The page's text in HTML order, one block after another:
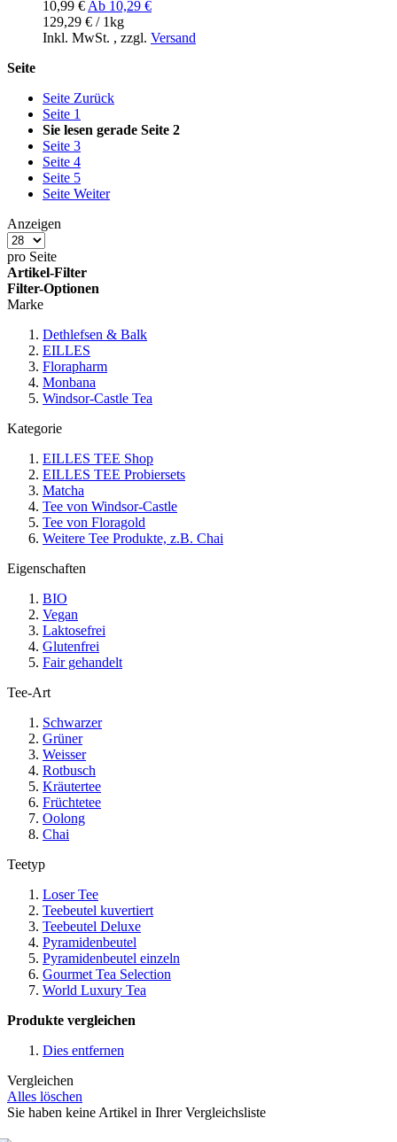
10,99 € Ab 10,29 €
129,29 € / 1kg
Inkl. MwSt. , zzgl. Versand
Seite
Seite Zurück
Seite 1
Sie lesen gerade Seite 2
Seite 3
Seite 4
Seite 5
Seite Weiter
Anzeigen
pro Seite
Artikel-Filter
Filter-Optionen
Marke
Dethlefsen & Balk
EILLES
Florapharm
Monbana
Windsor-Castle Tea
Kategorie
EILLES TEE Shop
EILLES TEE Probiersets
Matcha
Tee von Windsor-Castle
Tee von Floragold
Weitere Tee Produkte, z.B. Chai
Eigenschaften
BIO
Vegan
Laktosefrei
Glutenfrei
Fair gehandelt
Tee-Art
Schwarzer
Grüner
Weisser
Rotbusch
Kräutertee
Früchtetee
Oolong
Chai
Teetyp
Loser Tee
Teebeutel kuvertiert
Teebeutel Deluxe
Pyramidenbeutel
Pyramidenbeutel einzeln
Gourmet Tea Selection
World Luxury Tea
Produkte vergleichen
Dies entfernen
Vergleichen
Alles löschen
Sie haben keine Artikel in Ihrer Vergleichsliste